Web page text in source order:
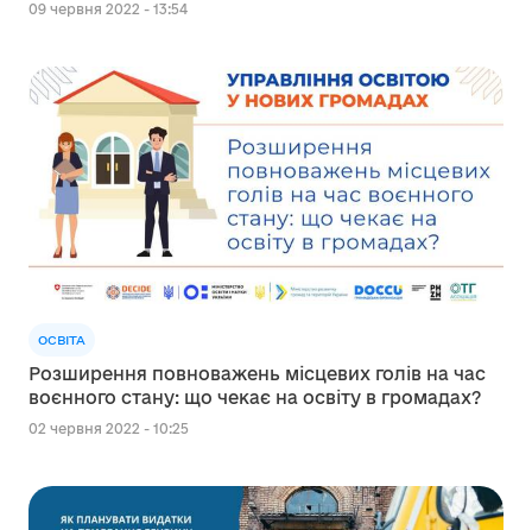
09 червня 2022 - 13:54
ОСВІТА
Розширення повноважень місцевих голів на час
воєнного стану: що чекає на освіту в громадах?
02 червня 2022 - 10:25